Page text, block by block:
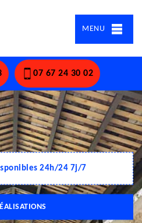
MENU
07 67 24 30 02
24h/24 7j/7